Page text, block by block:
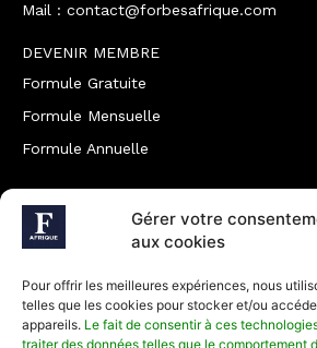
Gérer votre
aux cookies
Pour offrir les meilleures expériences, nous
telles que les cookies pour stocker et/ou
appareils. Le fait de consentir à ces
traiter des données telles que le comportement
Mail : contact@forbesafrique.com
DEVENIR MEMBRE
Formule Gratuite
Formule Mensuelle
Formule Annuelle
JOINDRE L'ÉQUIPE
Rédaction
Développement commercial
Communiquer avec Forbes Afrique